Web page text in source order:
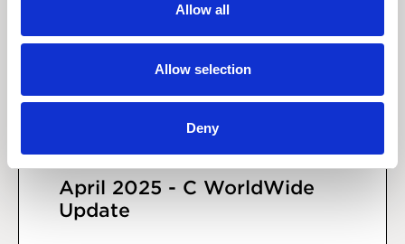
Allow all
Allow selection
Deny
15 april 2025
April 2025 - C WorldWide
Update